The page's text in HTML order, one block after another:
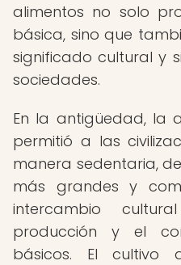
alimentos no solo
básica, sino que
significado cultural y
sociedades.
En la antigüedad, la
permitió a las
manera sedentaria,
más grandes y
intercambio
producción y el
básicos. El cultivo